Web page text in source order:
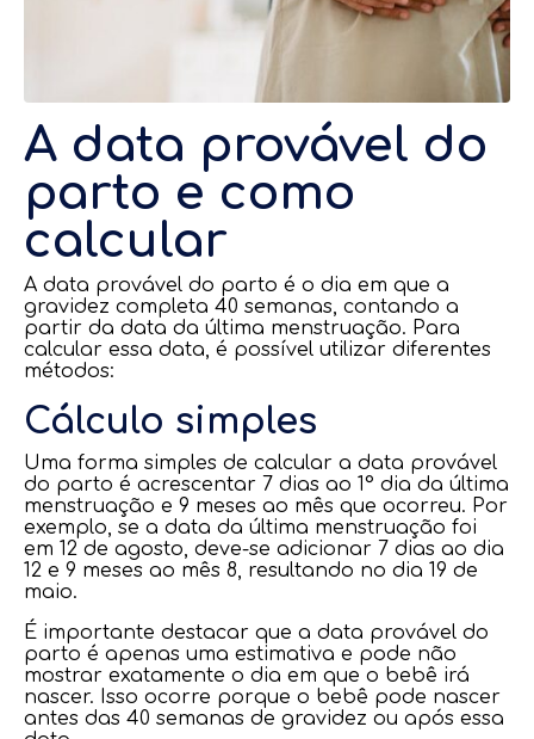
A data provável do
parto e como
calcular
A data provável do parto é o dia em que a
gravidez completa 40 semanas, contando a
partir da data da última menstruação. Para
calcular essa data, é possível utilizar diferentes
métodos:
Cálculo simples
Uma forma simples de calcular a data provável
do parto é acrescentar 7 dias ao 1° dia da última
menstruação e 9 meses ao mês que ocorreu. Por
exemplo, se a data da última menstruação foi
em 12 de agosto, deve-se adicionar 7 dias ao dia
12 e 9 meses ao mês 8, resultando no dia 19 de
maio.
É importante destacar que a data provável do
parto é apenas uma estimativa e pode não
mostrar exatamente o dia em que o bebê irá
nascer. Isso ocorre porque o bebê pode nascer
antes das 40 semanas de gravidez ou após essa